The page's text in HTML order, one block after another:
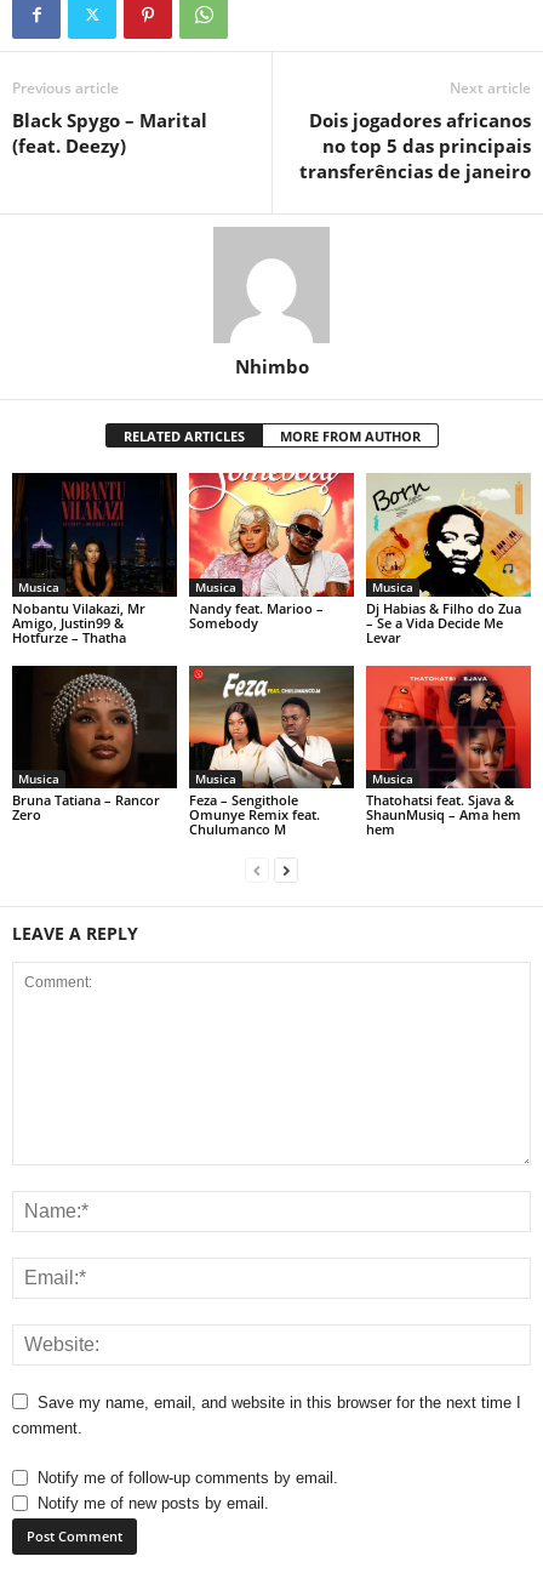
Previous article
Black Spygo – Marital
(feat. Deezy)
Next article
Dois jogadores africanos
no top 5 das principais
transferências de janeiro
Nhimbo
RELATED ARTICLES MORE FROM AUTHOR
Musica
Nobantu Vilakazi, Mr
Amigo, Justin99 &
Hotfurze – Thatha
Musica
Nandy feat. Marioo –
Somebody
Musica
Dj Habias & Filho do Zua
– Se a Vida Decide Me
Levar
Musica
Bruna Tatiana – Rancor
Zero
Musica
Feza – Sengithole
Omunye Remix feat.
Chulumanco M
Musica
Thatohatsi feat. Sjava &
ShaunMusiq – Ama hem
hem
LEAVE A REPLY
Save my name, email, and website in this browser for the next time I
comment.
Notify me of follow-up comments by email.
Notify me of new posts by email.